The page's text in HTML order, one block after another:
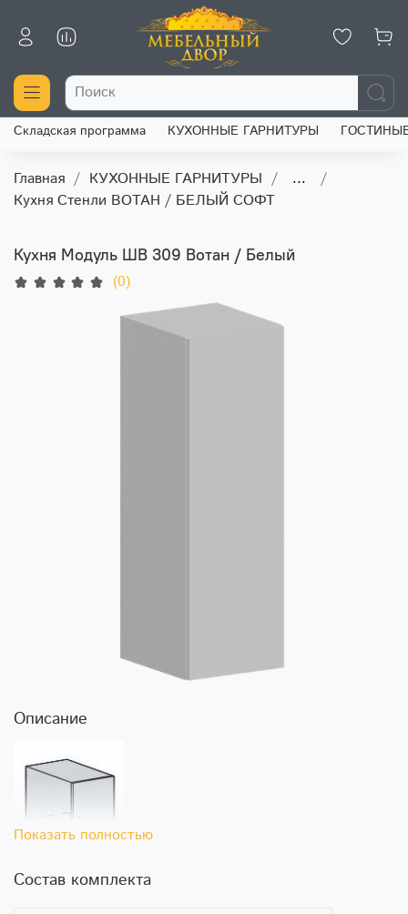
Складская программа КУХОННЫЕ ГАРНИТУРЫ
Главная КУХОННЫЕ ГАРНИТУРЫ
...
Кухня Стенли ВОТАН / БЕЛЫЙ СОФТ
Кухня Модуль ШВ 309 Вотан / Белый
(0)
Состав комплекта
Описание
Показать полностью